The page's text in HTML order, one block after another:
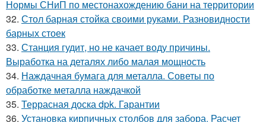
Нормы СНиП по местонахождению бани на территории
32. Стол барная стойка своими руками. Разновидности
барных стоек
33. Станция гудит, но не качает воду причины.
Выработка на деталях либо малая мощность
34. Наждачная бумага для металла. Советы по
обработке металла наждачкой
35. Террасная доска dpk. Гарантии
36. Установка кирпичных столбов для забора. Расчет